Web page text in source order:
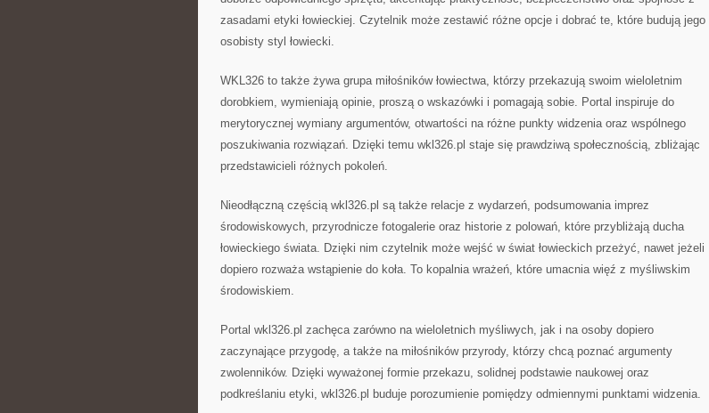
zasadami etyki łowieckiej. Czytelnik może zestawić różne opcje i dobrać te, które budują jego
osobisty styl łowiecki.
WKL326 to także żywa grupa miłośników łowiectwa, którzy przekazują swoim wieloletnim
dorobkiem, wymieniają opinie, proszą o wskazówki i pomagają sobie. Portal inspiruje do
merytorycznej wymiany argumentów, otwartości na różne punkty widzenia oraz wspólnego
poszukiwania rozwiązań. Dzięki temu wkl326.pl staje się prawdziwą społecznością, zbliżając
przedstawicieli różnych pokoleń.
Nieodłączną częścią wkl326.pl są także relacje z wydarzeń, podsumowania imprez
środowiskowych, przyrodnicze fotogalerie oraz historie z polowań, które przybliżają ducha
łowieckiego świata. Dzięki nim czytelnik może wejść w świat łowieckich przeżyć, nawet jeżeli
dopiero rozważa wstąpienie do koła. To kopalnia wrażeń, które umacnia więź z myśliwskim
środowiskiem.
Portal wkl326.pl zachęca zarówno na wieloletnich myśliwych, jak i na osoby dopiero
zaczynające przygodę, a także na miłośników przyrody, którzy chcą poznać argumenty
zwolenników. Dzięki wyważonej formie przekazu, solidnej podstawie naukowej oraz
podkreślaniu etyki, wkl326.pl buduje porozumienie pomiędzy odmiennymi punktami widzenia.